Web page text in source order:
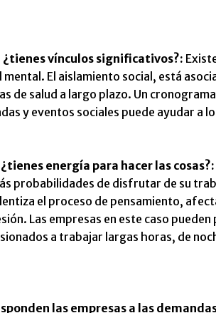
¿tienes vínculos significativos?:
mental. El aislamiento social, está
de salud a largo plazo. Un
y eventos sociales puede ayudar
¿tienes energía para hacer las cosas?:
probabilidades de disfrutar de su
el proceso de pensamiento,
Las empresas en este caso
a trabajar largas horas, de
las empresas a las